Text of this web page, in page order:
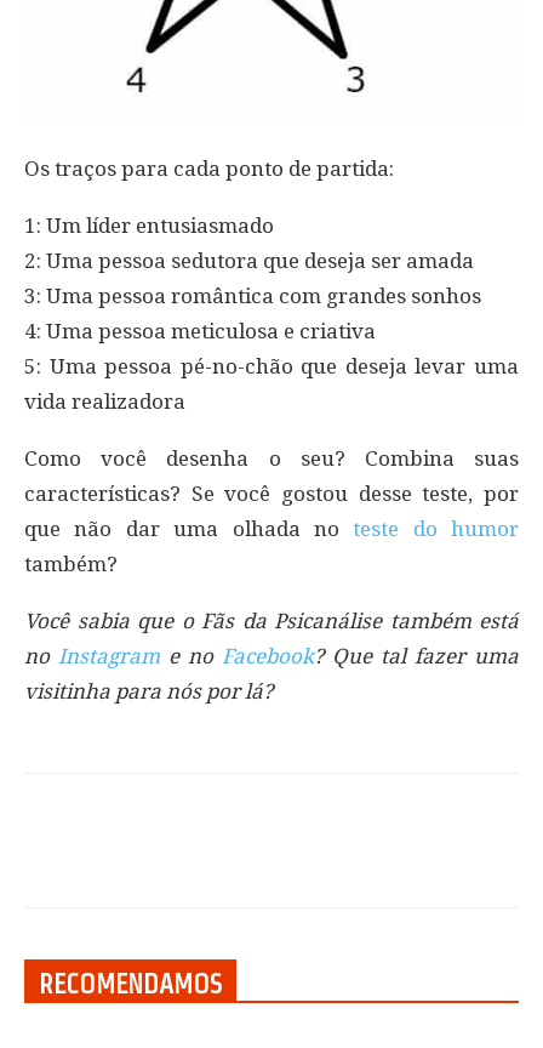
Os traços para cada ponto de partida:
1: Um líder entusiasmado
2: Uma pessoa sedutora que deseja ser amada
3: Uma pessoa romântica com grandes sonhos
4: Uma pessoa meticulosa e criativa
5: Uma pessoa pé-no-chão que deseja levar uma
vida realizadora
Como você desenha o seu? Combina suas
características? Se você gostou desse teste, por
que não dar uma olhada noteste do humor
também?
Você sabia que o Fãs da Psicanálise também está
no Instagrame no Facebook? Que tal fazer uma
visitinha para nós por lá?
RECOMENDAMOS